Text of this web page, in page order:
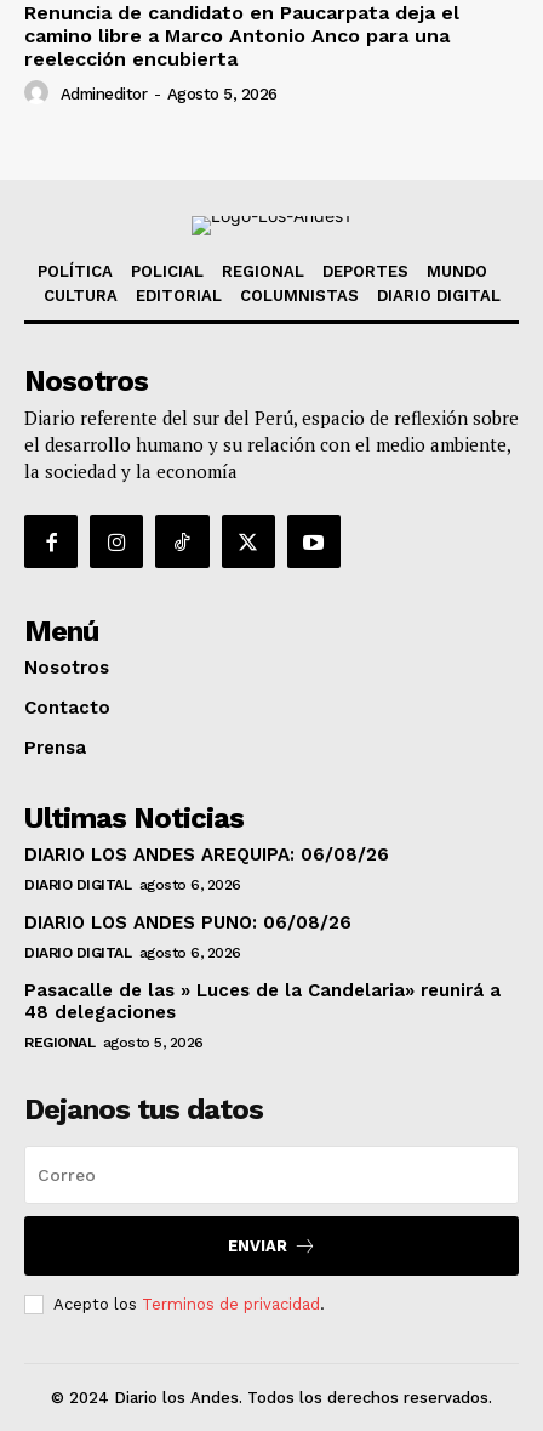
Renuncia de candidato en Paucarpata deja el
camino libre a Marco Antonio Anco para una
reelección encubierta
Admineditor - Agosto 5, 2026
POLÍTICA POLICIAL REGIONAL DEPORTES
MUNDO
CULTURA
EDITORIAL COLUMNISTAS DIARIO DIGITAL
Nosotros
Diario referente del sur del Perú, espacio de reflexión sobre
el desarrollo humano y su relación con el medio ambiente,
la sociedad y la economía
Menú
Nosotros
Contacto
Prensa
Ultimas Noticias
DIARIO LOS ANDES AREQUIPA: 06/08/26
DIARIO DIGITAL agosto 6, 2026
DIARIO LOS ANDES PUNO: 06/08/26
DIARIO DIGITAL agosto 6, 2026
Pasacalle de las » Luces de la Candelaria» reunirá a
48 delegaciones
REGIONAL agosto 5, 2026
Dejanos tus datos
ENVIAR
Acepto los Terminos de privacidad .
© 2024 Diario los Andes. Todos los derechos reservados.